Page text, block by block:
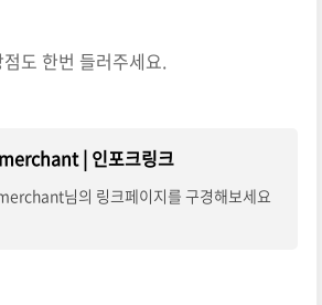
도 한번 들러주세요.
| 인포크링크
님의 링크페이지를 구경해보세요